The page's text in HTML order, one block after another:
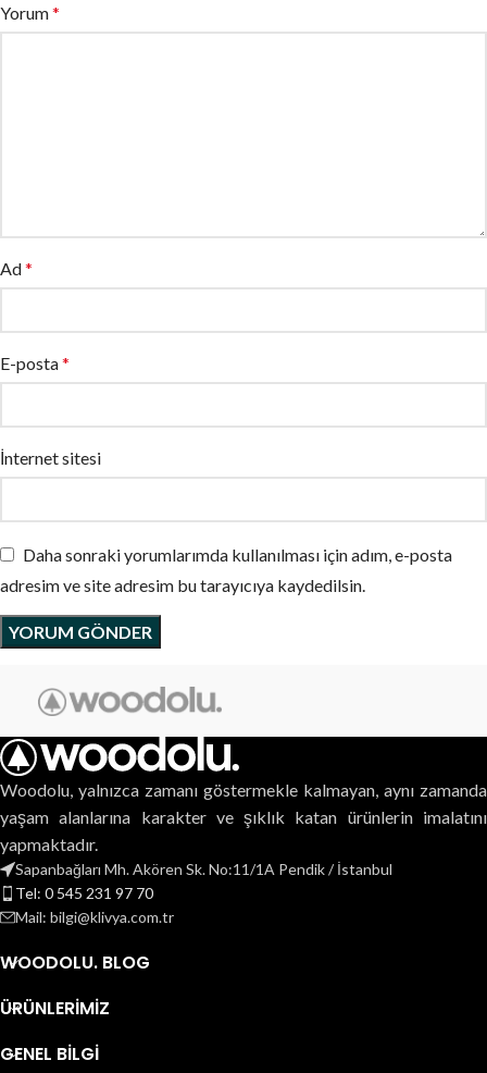
Yorum*
Ad*
E-posta*
İnternet sitesi
Daha sonraki yorumlarımda kullanılması için adım, e-posta
adresim ve site adresim bu tarayıcıya kaydedilsin.
Woodolu, yalnızca zamanı göstermekle kalmayan, aynı zamanda
yaşam alanlarına karakter ve şıklık katan ürünlerin imalatını
yapmaktadır.
Sapanbağları Mh. Akören Sk. No:11/1A Pendik / İstanbul
Tel: 0 545 231 97 70
Mail: bilgi@klivya.com.tr
WOODOLU. BLOG
ÜRÜNLERIMIZ
GENEL BILGI